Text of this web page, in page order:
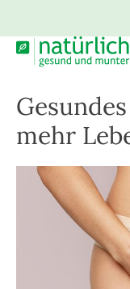
mehr